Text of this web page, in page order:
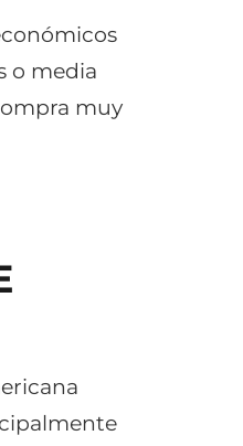
o media
muy